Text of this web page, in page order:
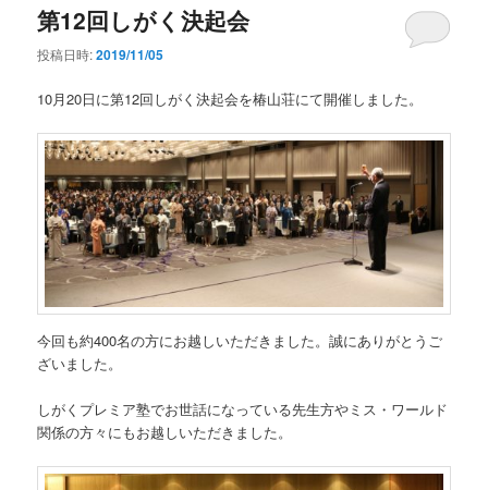
第12回しがく決起会
投稿日時:2019/11/05
10月20日に第12回しがく決起会を椿山荘にて開催しました。
今回も約400名の方にお越しいただきました。誠にありがとうご
ざいました。
しがくプレミア塾でお世話になっている先生方やミス・ワールド
関係の方々にもお越しいただきました。